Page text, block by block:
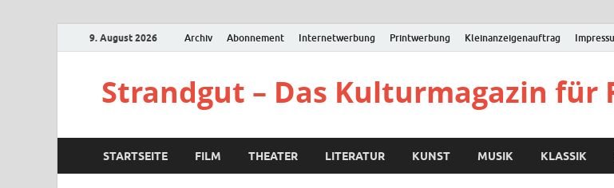
9. August 2026 Archiv Abonnement Internetwerbung Printwerbung Kleinanzeigenauftrag
Strandgut – Das Kulturmagazin
STARTSEITE FILM THEATER LITERATUR KUNST MUSIK KLASSIK